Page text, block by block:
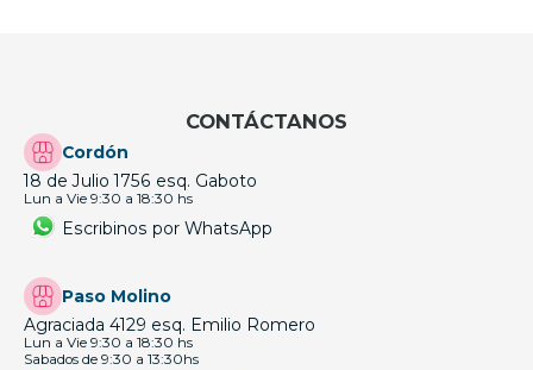
CONTÁCTANOS
Cordón
18 de Julio 1756 esq. Gaboto
Lun a Vie 9:30 a 18:30 hs
Escribinos por WhatsApp
Paso Molino
Agraciada 4129 esq. Emilio Romero
Lun a Vie 9:30 a 18:30 hs
Sabados de 9:30 a 13:30hs